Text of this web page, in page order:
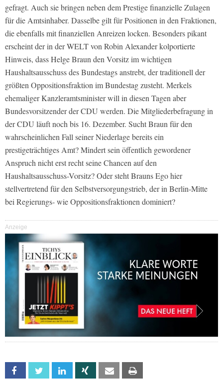
gefragt. Auch sie bringen neben dem Prestige finanzielle Zulagen
für die Amtsinhaber. Dasselbe gilt für Positionen in den Fraktionen,
die ebenfalls mit finanziellen Anreizen locken. Besonders pikant
erscheint der in derWELTvon Robin Alexander kolportierte
Hinweis, dass Helge Braun den Vorsitz im wichtigen
Haushaltsausschuss des Bundestags anstrebt, der traditionell der
größten Oppositionsfraktion im Bundestag zusteht. Merkels
ehemaliger Kanzleramtsminister will in diesen Tagen aber
Bundesvorsitzender der CDU werden. Die Mitgliederbefragung in
der CDU läuft noch bis 16. Dezember. Sucht Braun für den
wahrscheinlichen Fall seiner Niederlage bereits ein
prestigeträchtiges Amt? Mindert sein öffentlich gewordener
Anspruch nicht erst recht seine Chancen auf den
Haushaltsausschuss-Vorsitz? Oder steht Brauns Ego hier
stellvertretend für den Selbstversorgungstrieb, der in Berlin-Mitte
bei Regierungs- wie Oppositionsfraktionen dominiert?
Anzeige
Facebook Twitter Linkedin Xing Email